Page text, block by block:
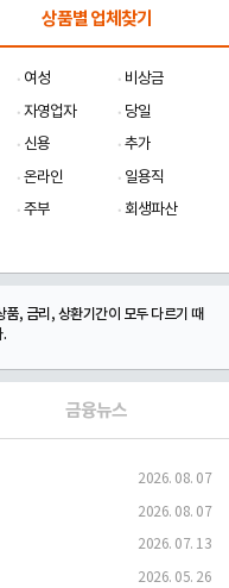
상품별 업체찾기
여성
비상금
자영업자
당일
신용
추가
온라인
일용직
주부
회생파산
, 금리, 상환기간이 모두 다르기 때
.
금융뉴스
2026. 08. 07
2026. 08. 07
2026. 07. 13
2026. 05. 26